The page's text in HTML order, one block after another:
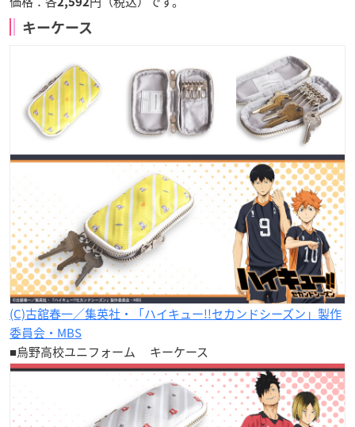
キーケース
(C)古舘春一／集英社・「ハイキュー!!セカンドシーズン」製作
委員会・MBS
■烏野高校ユニフォーム キーケース